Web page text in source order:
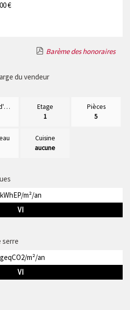
€
Barème des honoraires
du vendeur
Nombre d'étages
Etage
1
Pièces
5
Cuisine
aucune
kWhEP/m²/an
VI
serre
m²/an
VI